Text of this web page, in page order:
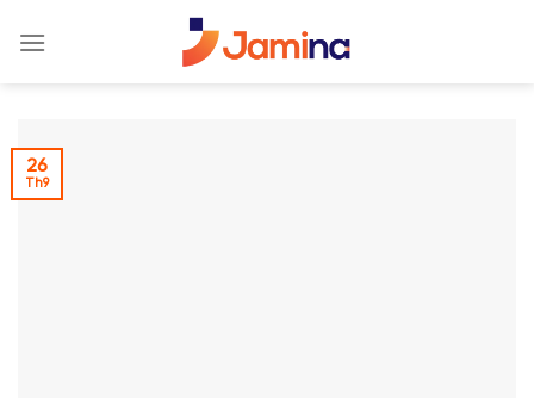
26
Th9